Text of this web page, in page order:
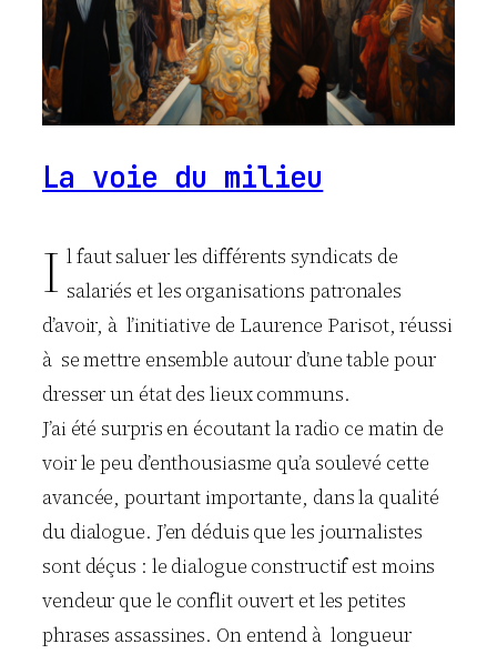
La voie du milieu
I l faut saluer les différents syndicats de
salariés et les organisations patronales
d’avoir, à l’initiative de Laurence Parisot, réussi
à se mettre ensemble autour d’une table pour
dresser un état des lieux communs.
J’ai été surpris en écoutant la radio ce matin de
voir le peu d’enthousiasme qu’a soulevé cette
avancée, pourtant importante, dans la qualité
du dialogue. J’en déduis que les journalistes
sont déçus : le dialogue constructif est moins
vendeur que le conflit ouvert et les petites
phrases assassines. On entend à longueur